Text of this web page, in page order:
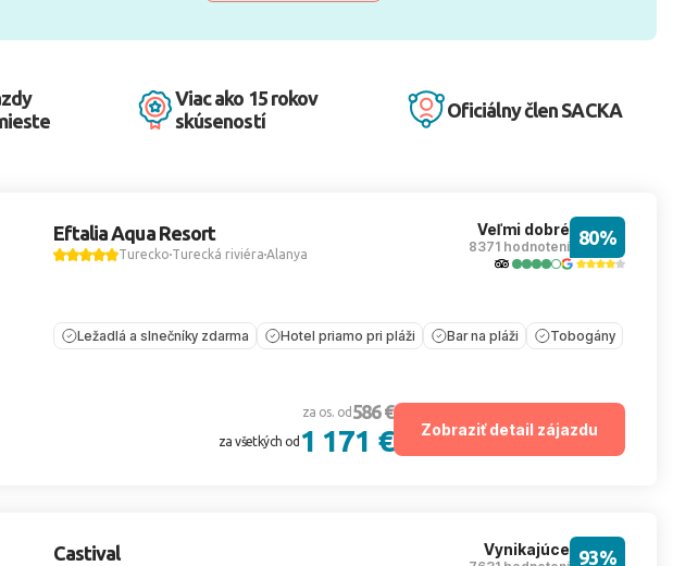
Viac ako 15 rokov
skúseností
Oficiálny člen SACKA
Eftalia Aqua Resort
TureckoTurecká riviéraAlanya
Veľmi dobré
8371 hodnotení 80%
Ležadlá a slnečníky zdarma Hotel priamo pri pláži Bar na pláži Tobogány
za os. od 586 €
za všetkých od 1 171 € Zobraziť detail zájazdu
Castival Vynikajúce 93%